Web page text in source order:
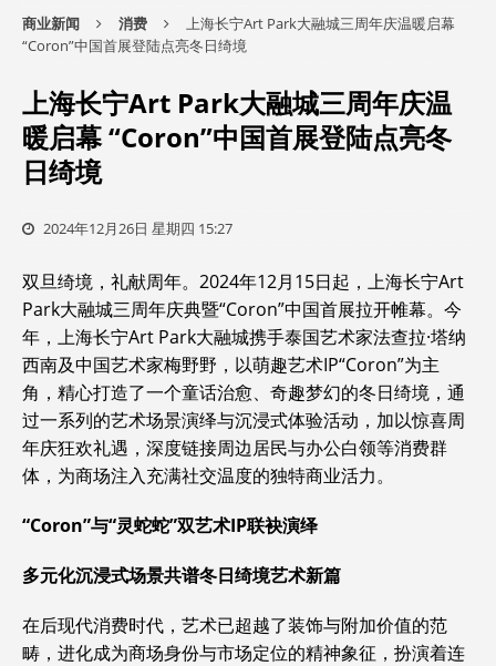
商业新闻 消费
上海长宁Art Park大融城三周年庆温暖启幕
“Coron”中国首展登陆点亮冬日绮境
上海长宁Art Park大融城三周年庆温
暖启幕 “Coron”中国首展登陆点亮冬
日绮境
2024年12月26日 星期四 15:27
双旦绮境，礼献周年。2024年12月15日起，上海长宁Art
Park大融城三周年庆典暨“Coron”中国首展拉开帷幕。今
年，上海长宁Art Park大融城携手泰国艺术家法查拉·塔纳
西南及中国艺术家梅野野，以萌趣艺术IP“Coron”为主
角，精心打造了一个童话治愈、奇趣梦幻的冬日绮境，通
过一系列的艺术场景演绎与沉浸式体验活动，加以惊喜周
年庆狂欢礼遇，深度链接周边居民与办公白领等消费群
体，为商场注入充满社交温度的独特商业活力。
“Coron”与“灵蛇蛇”双艺术IP联袂演绎
多元化沉浸式场景共谱冬日绮境艺术新篇
在后现代消费时代，艺术已超越了装饰与附加价值的范
畴，进化成为商场身份与市场定位的精神象征，扮演着连